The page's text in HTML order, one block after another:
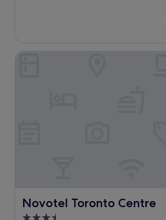
Novotel Toronto Centre
Novotel Toronto Centre